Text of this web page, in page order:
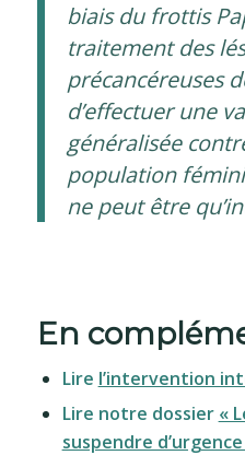
biais du frottis
traitement des
précancéreuses
d’effectuer une
généralisée
population
ne peut être
En
Lire l’intervention
Lire notre dossier «
suspendre